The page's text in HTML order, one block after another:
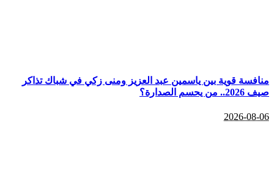
منافسة قوية بين ياسمين عبد العزيز ومنى زكي في شباك تذاكر
صيف 2026.. من يحسم الصدارة؟
2026-08-06